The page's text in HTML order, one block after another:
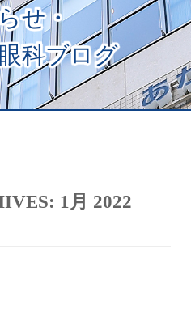
せ・
科ブログ
1月 2022